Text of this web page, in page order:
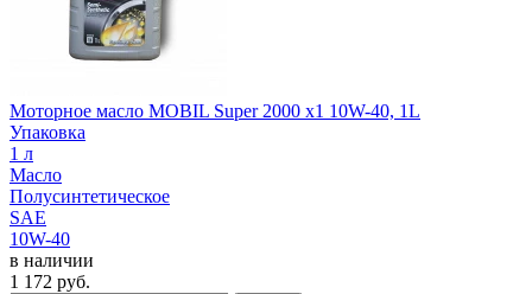
Моторное масло MOBIL Super 2000 x1 10W-40, 1L
Упаковка
1 л
Масло
Полусинтетическое
SAE
10W-40
в наличии
1 172 руб.